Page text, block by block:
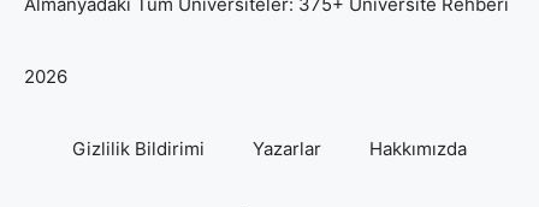
2026
Gizlilik Bildirimi Yazarlar Hakkımızda